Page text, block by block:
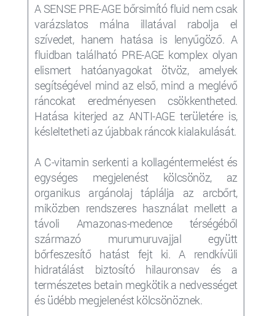
A SENSE PRE-AGE bőrsimító fluid nem csak
varázslatos málna illatával rabolja el
szívedet, hanem hatása is lenyűgöző. A
fluidban található PRE-AGE komplex olyan
elismert hatóanyagokat ötvöz, amelyek
segítségével mind az első, mind a meglévő
ráncokat eredményesen csökkentheted.
Hatása kiterjed az ANTI-AGE területére is,
késleltetheti az újabbak ráncok kialakulását.
A C-vitamin serkenti a kollagéntermelést és
egységes megjelenést kölcsönöz, az
organikus argánolaj táplálja az arcbőrt,
miközben rendszeres használat mellett a
távoli Amazonas-medence térségéből
származó murumuruvajjal együtt
bőrfeszesítő hatást fejt ki. A rendkívüli
hidratálást biztosító hilauronsav és a
természetes betain megkötik a nedvességet
és üdébb megjelenést kölcsönöznek.